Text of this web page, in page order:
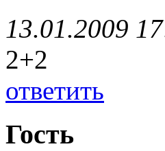
13.01.2009
2+2
ответить
Гость